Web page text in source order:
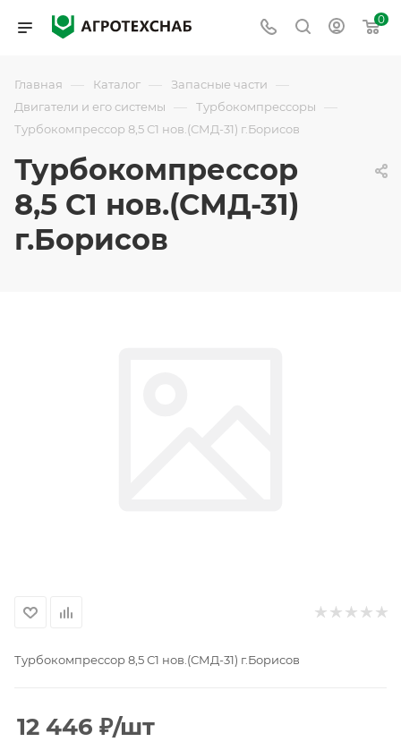
0
Главная — Каталог — Запасные части —
Двигатели и его системы — Турбокомпрессоры —
Турбокомпрессор 8,5 С1 нов.(СМД-31) г.Борисов
Турбокомпрессор
8,5 С1 нов.(СМД-31)
г.Борисов
Турбокомпрессор 8,5 С1 нов.(СМД-31) г.Борисов
12 446 ₽/шт